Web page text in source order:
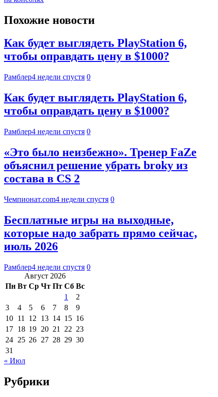
Похожие новости
Как будет выглядеть PlayStation 6,
чтобы оправдать цену в $1000?
Рамблер4 недели спустя 0
Как будет выглядеть PlayStation 6,
чтобы оправдать цену в $1000?
Рамблер4 недели спустя 0
«Это было неизбежно». Тренер FaZe
объяснил решение убрать broky из
состава в CS 2
Чемпионат.com4 недели спустя 0
Бесплатные игры на выходные,
которые надо забрать прямо сейчас,
июль 2026
Рамблер4 недели спустя 0
Август 2026
Пн Вт Ср Чт Пт Сб Вс
1
2
3
4 5 6 7 8
9
10 11 12 13 14 15 16
17 18 19 20 21 22 23
24 25 26 27 28 29 30
31
« Июл
Рубрики